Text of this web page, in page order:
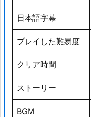
日本語字幕
プレイした難易度
クリア時間
ストーリー
BGM